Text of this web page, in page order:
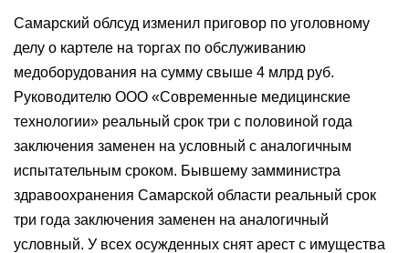
Самарский облсуд изменил приговор по уголовному
делу о картеле на торгах по обслуживанию
медоборудования на сумму свыше 4 млрд руб.
Руководителю ООО «Современные медицинские
технологии» реальный срок три с половиной года
заключения заменен на условный с аналогичным
испытательным сроком. Бывшему замминистра
здравоохранения Самарской области реальный срок
три года заключения заменен на аналогичный
условный. У всех осужденных снят арест с имущества